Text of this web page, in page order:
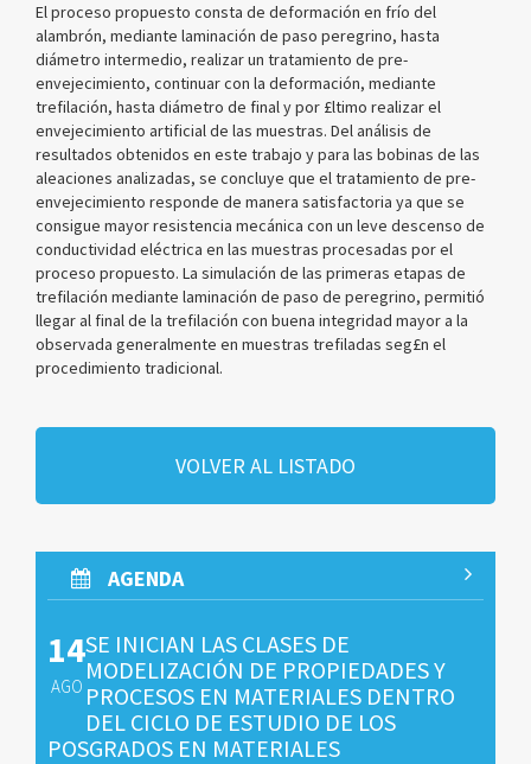
El proceso propuesto consta de deformación en frío del
alambrón, mediante laminación de paso peregrino, hasta
diámetro intermedio, realizar un tratamiento de pre-
envejecimiento, continuar con la deformación, mediante
trefilación, hasta diámetro de final y por £ltimo realizar el
envejecimiento artificial de las muestras. Del análisis de
resultados obtenidos en este trabajo y para las bobinas de las
aleaciones analizadas, se concluye que el tratamiento de pre-
envejecimiento responde de manera satisfactoria ya que se
consigue mayor resistencia mecánica con un leve descenso de
conductividad eléctrica en las muestras procesadas por el
proceso propuesto. La simulación de las primeras etapas de
trefilación mediante laminación de paso de peregrino, permitió
llegar al final de la trefilación con buena integridad mayor a la
observada generalmente en muestras trefiladas seg£n el
procedimiento tradicional.
VOLVER AL LISTADO
AGENDA
14
AGO
SE INICIAN LAS CLASES DE
MODELIZACIÓN DE PROPIEDADES Y
PROCESOS EN MATERIALES DENTRO
DEL CICLO DE ESTUDIO DE LOS
POSGRADOS EN MATERIALES